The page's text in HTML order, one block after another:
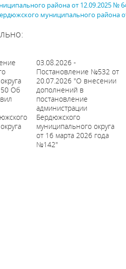
района от 12.09.2025 №
муниципального района
Об
03.08.2026 -
Постановление №532 от
20.07.2026 "О внесении
дополнений в
постановление
администрации
Бердюжского
муниципального округа
от 16 марта 2026 года
№142"